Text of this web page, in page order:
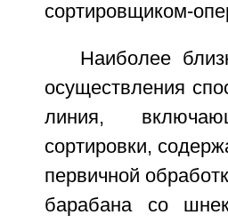
сортировщиком-
Наиболее
осуществления
линия,
сортировки,
первичной
барабана со